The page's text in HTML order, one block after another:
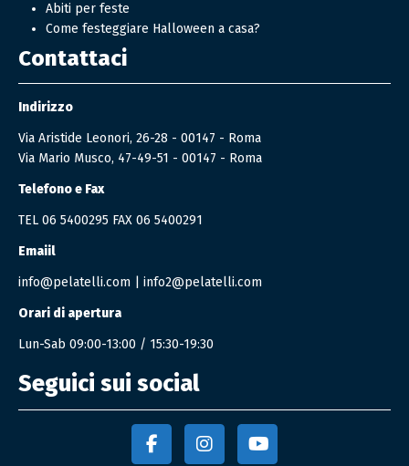
Abiti per feste
Come festeggiare Halloween a casa?
Contattaci
Indirizzo
Via Aristide Leonori, 26-28 - 00147 - Roma
Via Mario Musco, 47-49-51 - 00147 - Roma
Telefono e Fax
TEL 06 5400295 FAX 06 5400291
Emaiil
info@pelatelli.com
info2@pelatelli.com
Orari di apertura
Lun-Sab 09:00-13:00 / 15:30-19:30
Seguici sui social